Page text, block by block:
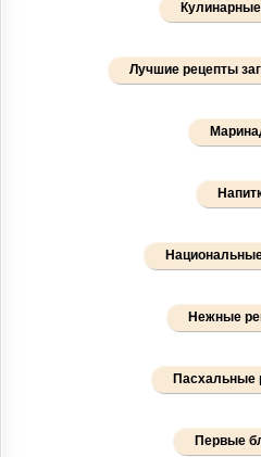
Кулинарные
Лучшие рецепты
Нежные
Пасхальные
Первые